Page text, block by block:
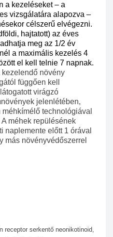
a kezeléseket – a
vizsgálatára alapozva –
célszerű elvégezni.
hajtatott) az éves
meg az 1/2 év
a maximális kezelés 4
el kell telnie 7 napnak.
növény
függően kell
virágzó
jelenlétében,
technológiával
méhek repülésének
naplemente előtt 1 órával
más növényvédőszerrel
receptor serkentő neonikotinoid,